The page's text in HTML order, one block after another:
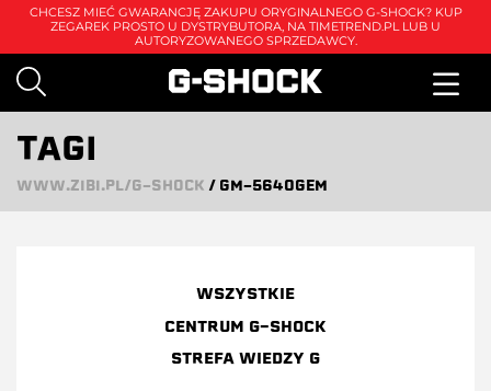
CHCESZ MIEĆ GWARANCJĘ ZAKUPU ORYGINALNEGO G-SHOCK? KUP
ZEGAREK PROSTO U DYSTRYBUTORA, NA TIMETREND.PL LUB U
AUTORYZOWANEGO SPRZEDAWCY.
TAGI
WWW.ZIBI.PL/G-SHOCK / GM-5640GEM
WSZYSTKIE
CENTRUM G-SHOCK
STREFA WIEDZY G